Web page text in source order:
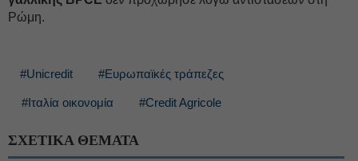
Ρώμη.
#Unicredit #Ευρωπαϊκές τράπεζες
#Ιταλία οικονομία #Credit Agricole
ΣΧΕΤΙΚΑ ΘΕΜΑΤΑ